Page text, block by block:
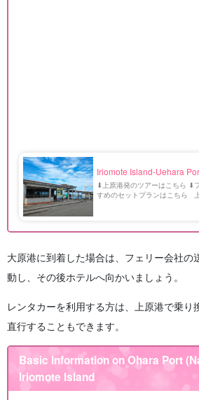
Iriomote Island-Uehara
⬇︎上原港発のツアーはこちら ⬇︎
すめのセットプランはこちら
大原港に到着した場合は、フェリー会社の
動し、その後ホテルへ向かいましょう。
レンタカーを利用する方は、上原港で乗り
直行することもできます。
Basic Information on Ohara Port
Iriomote Island